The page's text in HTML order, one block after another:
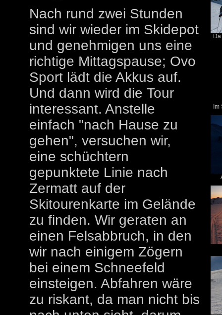
Nach rund zwei Stunden
sind wir wieder im Skidepot
und genehmigen uns eine
richtige Mittagspause; Ovo
Sport lädt die Akkus auf.
Und dann wird die Tour
interessant. Anstelle
einfach "nach Hause zu
gehen", versuchen wir,
eine schüchtern
gepunktete Linie nach
Zermatt auf der
Skitourenkarte im Gelände
zu finden. Wir geraten an
einen Felsabbruch, in den
wir nach einigem Zögern
bei einem Schneefeld
einsteigen. Abfahren wäre
zu riskant, da man nicht bis